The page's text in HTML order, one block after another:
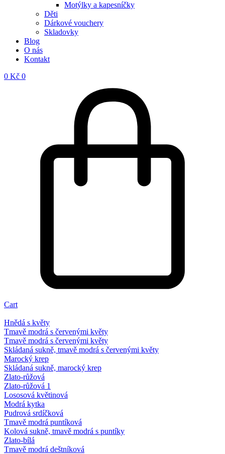
Motýlky a kapesníčky
Děti
Dárkové vouchery
Skladovky
Blog
O nás
Kontakt
0 Kč 0
Cart
Hnědá s květy
Tmavě modrá s červenými květy
Tmavě modrá s červenými květy
Skládaná sukně, tmavě modrá s červenými květy
Marocký krep
Skládaná sukně, marocký krep
Zlato-růžová
Zlato-růžová 1
Lososová květinová
Modrá kytka
Pudrová srdíčková
Tmavě modrá puntíková
Kolová sukně, tmavě modrá s puntíky
Zlato-bílá
Tmavě modrá deštníková